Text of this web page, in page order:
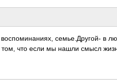
семь­е.Др­угой- в
что если мы нашли смысл